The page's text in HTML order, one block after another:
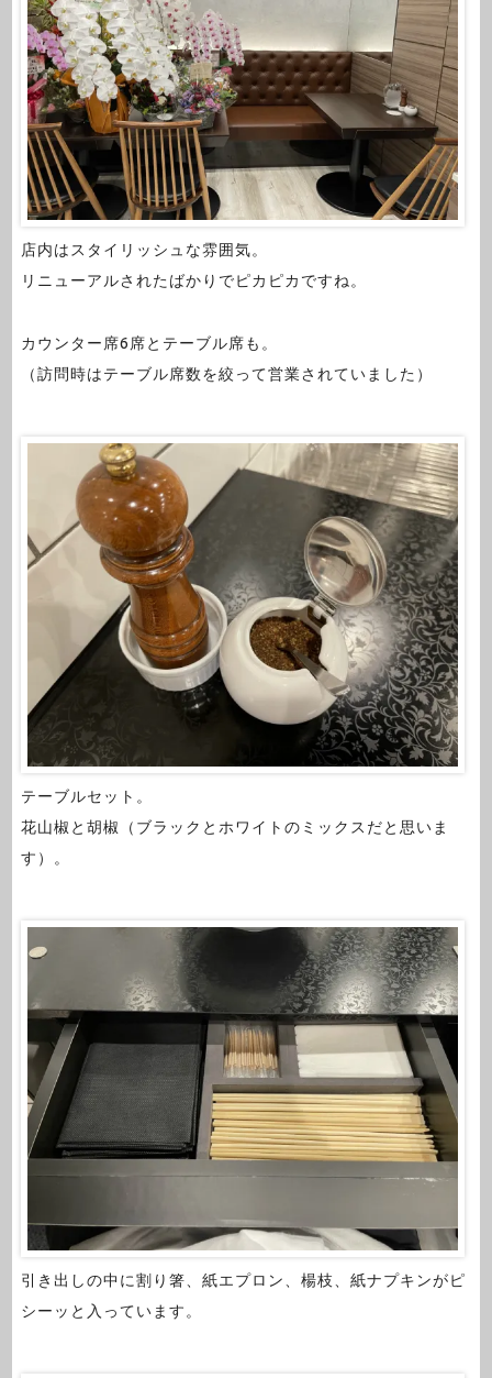
店内はスタイリッシュな雰囲気。
リニューアルされたばかりでピカピカですね。
カウンター席6席とテーブル席も。
（訪問時はテーブル席数を絞って営業されていました）
テーブルセット。
花山椒と胡椒（ブラックとホワイトのミックスだと思いま
す）。
引き出しの中に割り箸、紙エプロン、楊枝、紙ナプキンがピ
シーッと入っています。